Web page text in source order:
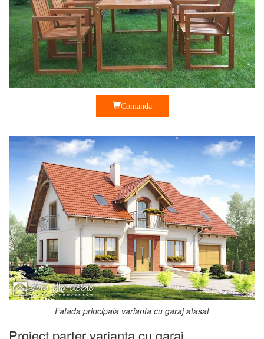
Comanda
Fatada principala varianta cu garaj atasat
Proiect parter varianta cu garaj